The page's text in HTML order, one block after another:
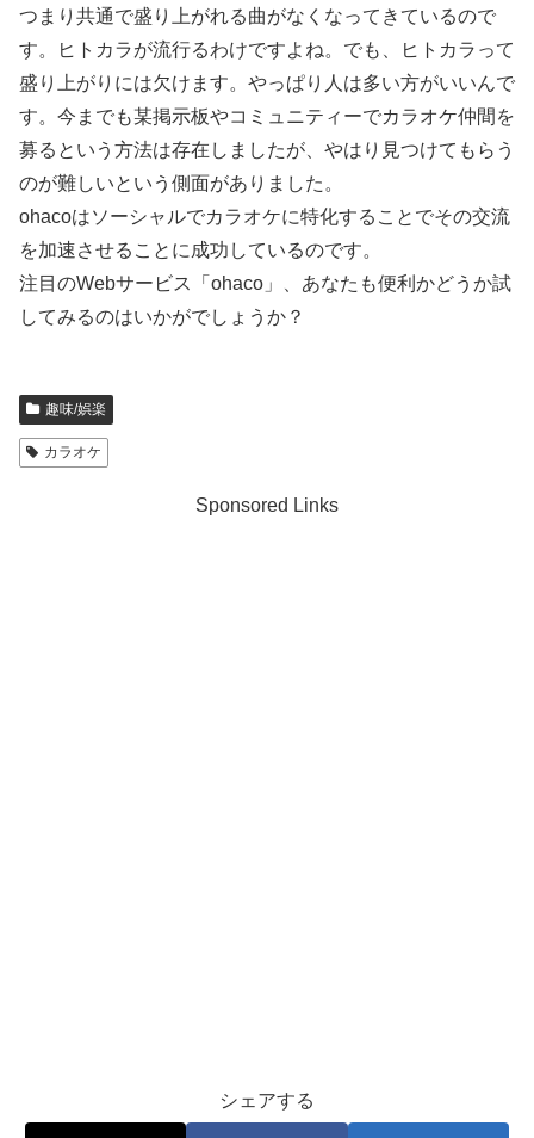
つまり共通で盛り上がれる曲がなくなってきているので
す。ヒトカラが流行るわけですよね。でも、ヒトカラって
盛り上がりには欠けます。やっぱり人は多い方がいいんで
す。今までも某掲示板やコミュニティーでカラオケ仲間を
募るという方法は存在しましたが、やはり見つけてもらう
のが難しいという側面がありました。
ohacoはソーシャルでカラオケに特化することでその交流
を加速させることに成功しているのです。
注目のWebサービス「ohaco」、あなたも便利かどうか試
してみるのはいかがでしょうか？
趣味/娯楽
カラオケ
Sponsored Links
シェアする